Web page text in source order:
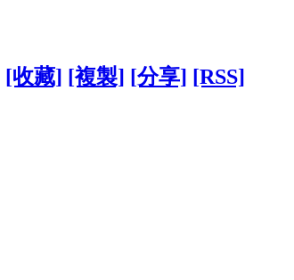
[收藏] [複製] [分享] [RSS]